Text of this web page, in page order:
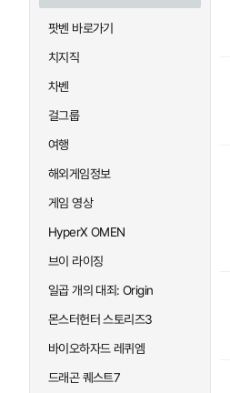
팟벤 바로가기
치지직
차벤
걸그룹
여행
해외게임정보
게임 영상
HyperX OMEN
브이 라이징
일곱 개의 대죄: Origin
몬스터헌터 스토리즈3
바이오하자드 레퀴엠
드래곤 퀘스트7